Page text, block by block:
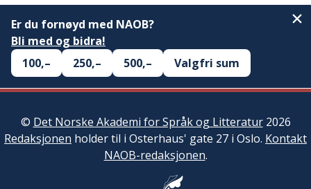
Er du fornøyd med NAOB?
Bli med og bidra!
100,–
250,– 500,– Valgfri sum
© Det Norske Akademi for Språk og Litteratur2026
Redaksjonen holder til i Osterhaus' gate 27 i Oslo. Kontakt
NAOB-redaksjonen.